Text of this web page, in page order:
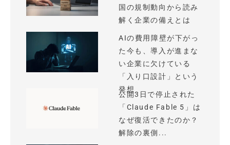
国の規制動向から読み
解く企業の備えとは
AIの費用障壁が下がっ
た今も、導入が進まな
い企業に欠けている
「入り口設計」という
発想
公開3日で停止された
「Claude Fable 5」は
なぜ復活できたのか？
解除の裏側...